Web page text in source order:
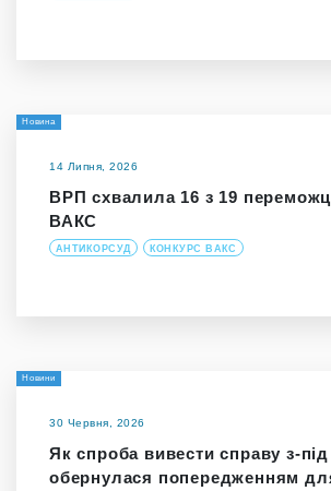
Новина
14 Липня, 2026
ВРП схвалила 16 з 19
ВАКС
АНТИКОРСУД КОНКУРС ВАКС
Новини
30 Червня, 2026
Як спроба вивести справу з-
обернулася попередженням